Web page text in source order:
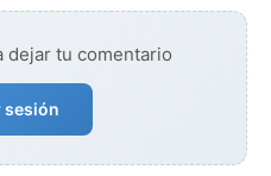
dejar tu comentario
sesión